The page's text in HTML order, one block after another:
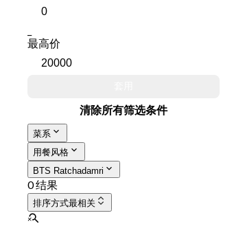
最高价
清除所有筛选条件
菜系
用餐风格
BTS Ratchadamri
0 结果
排序方式最相关